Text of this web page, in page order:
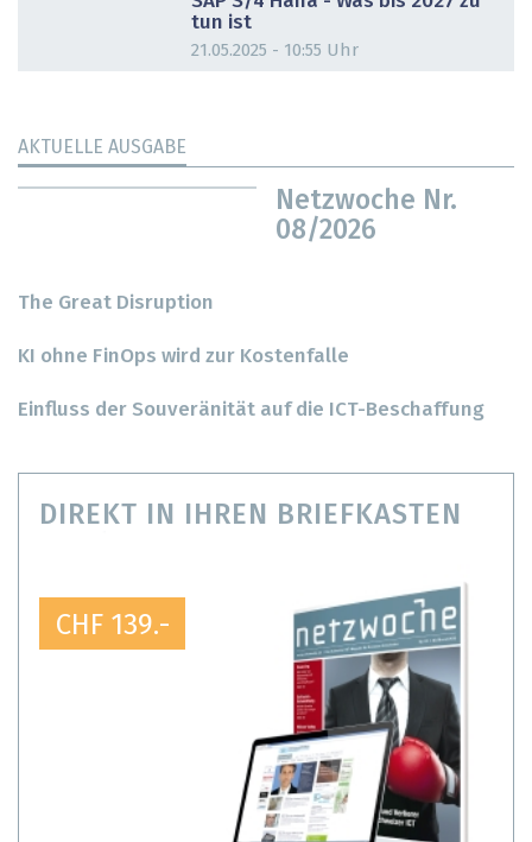
tun ist
21.05.2025 - 10:55 Uhr
AKTUELLE AUSGABE
Netzwoche Nr.
08/2026
The Great Disruption
KI ohne FinOps wird zur Kostenfalle
Einfluss der Souveränität auf die ICT-Beschaffung
DIREKT IN IHREN BRIEFKASTEN
CHF 139.-